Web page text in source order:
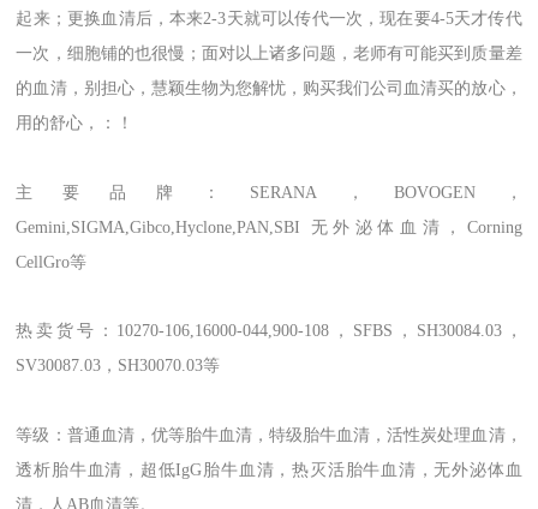
起来；更换血清后，本来2-3天就可以传代一次，现在要4-5天才传代
一次，细胞铺的也很慢；面对以上诸多问题，老师有可能买到质量差
的血清，别担心，慧颖生物为您解忧，购买我们公司血清买的放心，
用的舒心，：！
主要品牌：SERANA，BOVOGEN，
Gemini,SIGMA,Gibco,Hyclone,PAN,SBI 无外泌体血清， Corning
CellGro等
热卖货号：10270-106,16000-044,900-108，SFBS，SH30084.03，
SV30087.03，SH30070.03等
等级：普通血清，优等胎牛血清，特级胎牛血清，活性炭处理血清，
透析胎牛血清，超低IgG胎牛血清，热灭活胎牛血清，无外泌体血
清，人AB血清等。